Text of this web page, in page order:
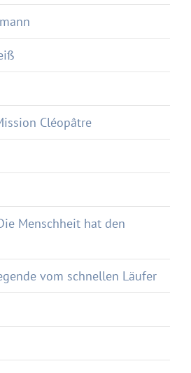
Cléopâtre
Menschheit hat den
vom schnellen Läufer